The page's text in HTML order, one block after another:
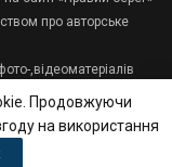
про авторське
,відеоматеріалів
в першому
Продовжуючи
на використання